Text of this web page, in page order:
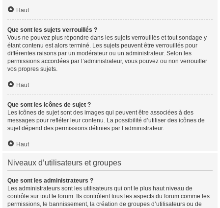
Haut
Que sont les sujets verrouillés ?
Vous ne pouvez plus répondre dans les sujets verrouillés et tout sondage y
étant contenu est alors terminé. Les sujets peuvent être verrouillés pour
différentes raisons par un modérateur ou un administrateur. Selon les
permissions accordées par l’administrateur, vous pouvez ou non verrouiller
vos propres sujets.
Haut
Que sont les icônes de sujet ?
Les icônes de sujet sont des images qui peuvent être associées à des
messages pour refléter leur contenu. La possibilité d’utiliser des icônes de
sujet dépend des permissions définies par l’administrateur.
Haut
Niveaux d’utilisateurs et groupes
Que sont les administrateurs ?
Les administrateurs sont les utilisateurs qui ont le plus haut niveau de
contrôle sur tout le forum. Ils contrôlent tous les aspects du forum comme les
permissions, le bannissement, la création de groupes d’utilisateurs ou de